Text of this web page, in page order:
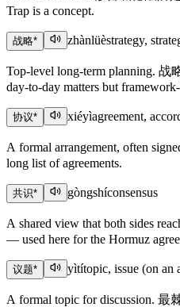
Trap is a concept.
战略* zhànlüèstrategy,
Top-level long-term planning.
day-to-day matters but
协议* xiéyìagreement,
A formal arrangement, often
long list of agreements.
共识* gòngshíconsensus
A shared view that both sides
— used here for the Hormuz
议题* yìtítopic, issue (on an
A formal topic for discussion. 最